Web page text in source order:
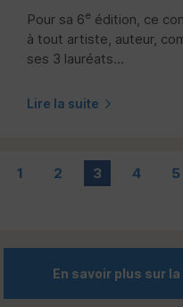
Pour sa 6e édition, ce
à tout artiste, auteur,
ses 3 lauréats...
Lire la suite
1 2 3 4 5
En savoir plus sur